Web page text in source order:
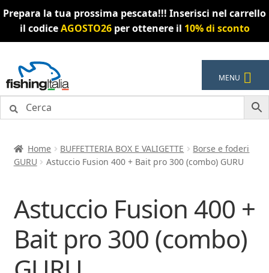
Prepara la tua prossima pescata!!! Inserisci nel carrello
il codiceAGOSTO26per ottenere il 10% di sconto
alla
navigazione
al
contenuto
MENU
Home BUFFETTERIA BOX E VALIGETTE
Borse e foderi
GURU
Astuccio Fusion 400 + Bait pro 300 (combo) GURU
Astuccio Fusion 400 +
Bait pro 300 (combo)